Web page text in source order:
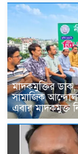
মাদকমুক্তির
সামাজিক
এবার মাদকমুক্ত